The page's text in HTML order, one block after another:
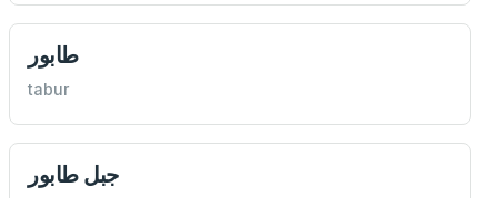
طابور
tabur
جبل طابور